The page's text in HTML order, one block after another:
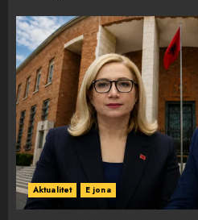
Aktualitet E jona